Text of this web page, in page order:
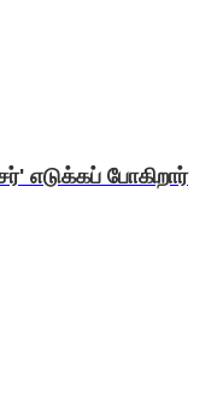
எடுக்கப் போகிறார்